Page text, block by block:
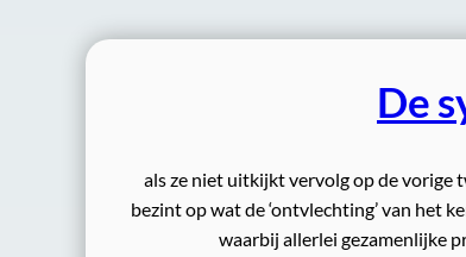
De
als ze niet uitkijkt vervolg op de vorige
bezint op wat de ‘ontvlechting’ van het
waarbij allerlei gezamenlijke